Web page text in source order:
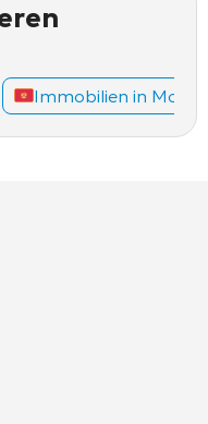
Immobilien in